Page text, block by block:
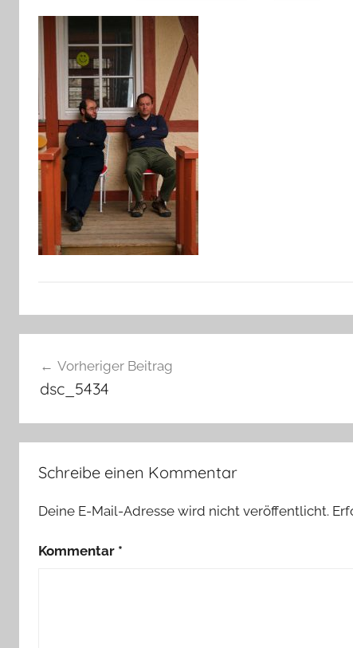
Vorheriger Beitrag
dsc_5434
Schreibe einen Kommentar
Deine E-Mail-Adresse wird nicht veröffentlicht.
Kommentar *